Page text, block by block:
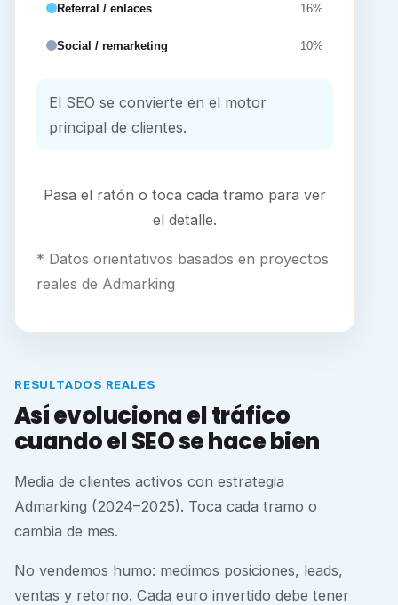
Referral / enlaces 16%
Social / remarketing 10%
El SEO se convierte en el motor
principal de clientes.
Pasa el ratón o toca cada tramo para ver
el detalle.
* Datos orientativos basados en proyectos
reales de Admarking
RESULTADOS REALES
Así evoluciona el tráfico
cuando el SEO se hace bien
Media de clientes activos con estrategia
Admarking (2024–2025). Toca cada tramo o
cambia de mes.
No vendemos humo: medimos posiciones, leads,
ventas y retorno. Cada euro invertido debe tener